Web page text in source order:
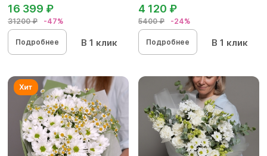
31200 ₽ -47%
16 399 ₽
Подробнее В 1 клик
5400 ₽ -24%
4 120 ₽
Подробнее В 1 клик